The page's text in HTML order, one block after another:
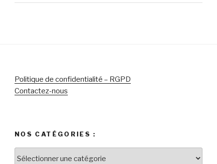
Sony
Batman
Le
chef-
pour
célébrer
le
Politique de confidentialité – RGPD
Contactez-nous
NOS CATÉGORIES :